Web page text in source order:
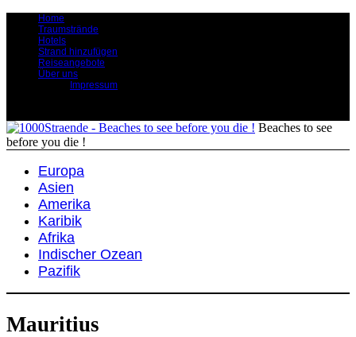
Home
Traumstrände
Hotels
Strand hinzufügen
Reiseangebote
Über uns
Impressum
Beaches to see
before you die !
Europa
Asien
Amerika
Karibik
Afrika
Indischer Ozean
Pazifik
Mauritius